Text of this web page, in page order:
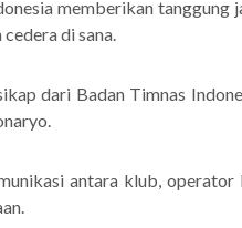
memberikan
di sana.
dari Badan Timnas
antara klub,